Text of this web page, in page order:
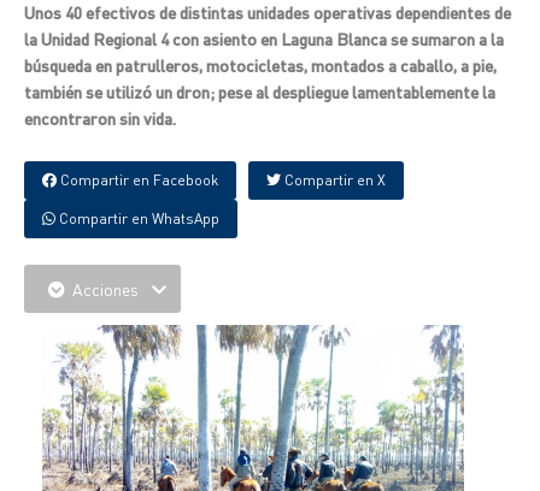
Unos 40 efectivos de distintas unidades operativas dependientes de
la Unidad Regional 4 con asiento en Laguna Blanca se sumaron a la
búsqueda en patrulleros, motocicletas, montados a caballo, a pie,
también se utilizó un dron; pese al despliegue lamentablemente la
encontraron sin vida.
Compartir en Facebook Compartir en X
Compartir en WhatsApp
Acciones